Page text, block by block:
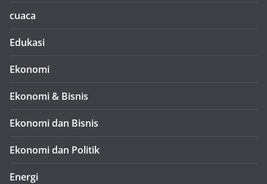
cuaca
Edukasi
Ekonomi
Ekonomi & Bisnis
Ekonomi dan Bisnis
Ekonomi dan Politik
Energi